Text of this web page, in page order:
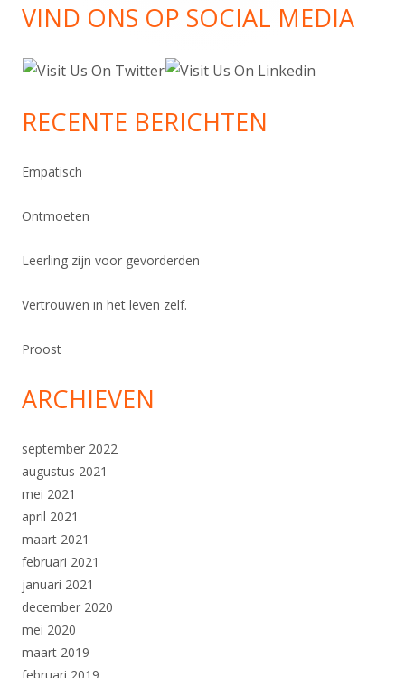
VIND ONS OP SOCIAL MEDIA
RECENTE BERICHTEN
Empatisch
Ontmoeten
Leerling zijn voor gevorderden
Vertrouwen in het leven zelf.
Proost
ARCHIEVEN
september 2022
augustus 2021
mei 2021
april 2021
maart 2021
februari 2021
januari 2021
december 2020
mei 2020
maart 2019